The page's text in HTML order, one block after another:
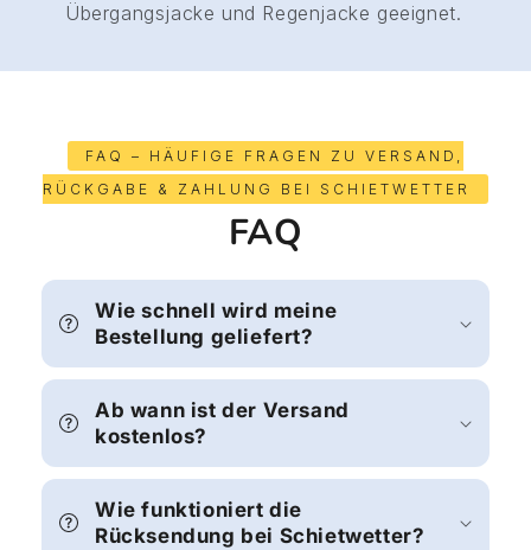
Übergangsjacke und Regenjacke geeignet.
FAQ – HÄUFIGE FRAGEN ZU VERSAND,
RÜCKGABE & ZAHLUNG BEI SCHIETWETTER
FAQ
Wie schnell wird meine
Bestellung geliefert?
Ab wann ist der Versand
kostenlos?
Wie funktioniert die
Rücksendung bei Schietwetter?